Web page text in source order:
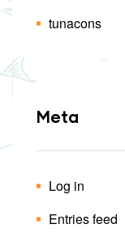
tunacons
Meta
Log in
Entries feed